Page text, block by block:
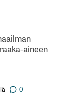
aineen
0